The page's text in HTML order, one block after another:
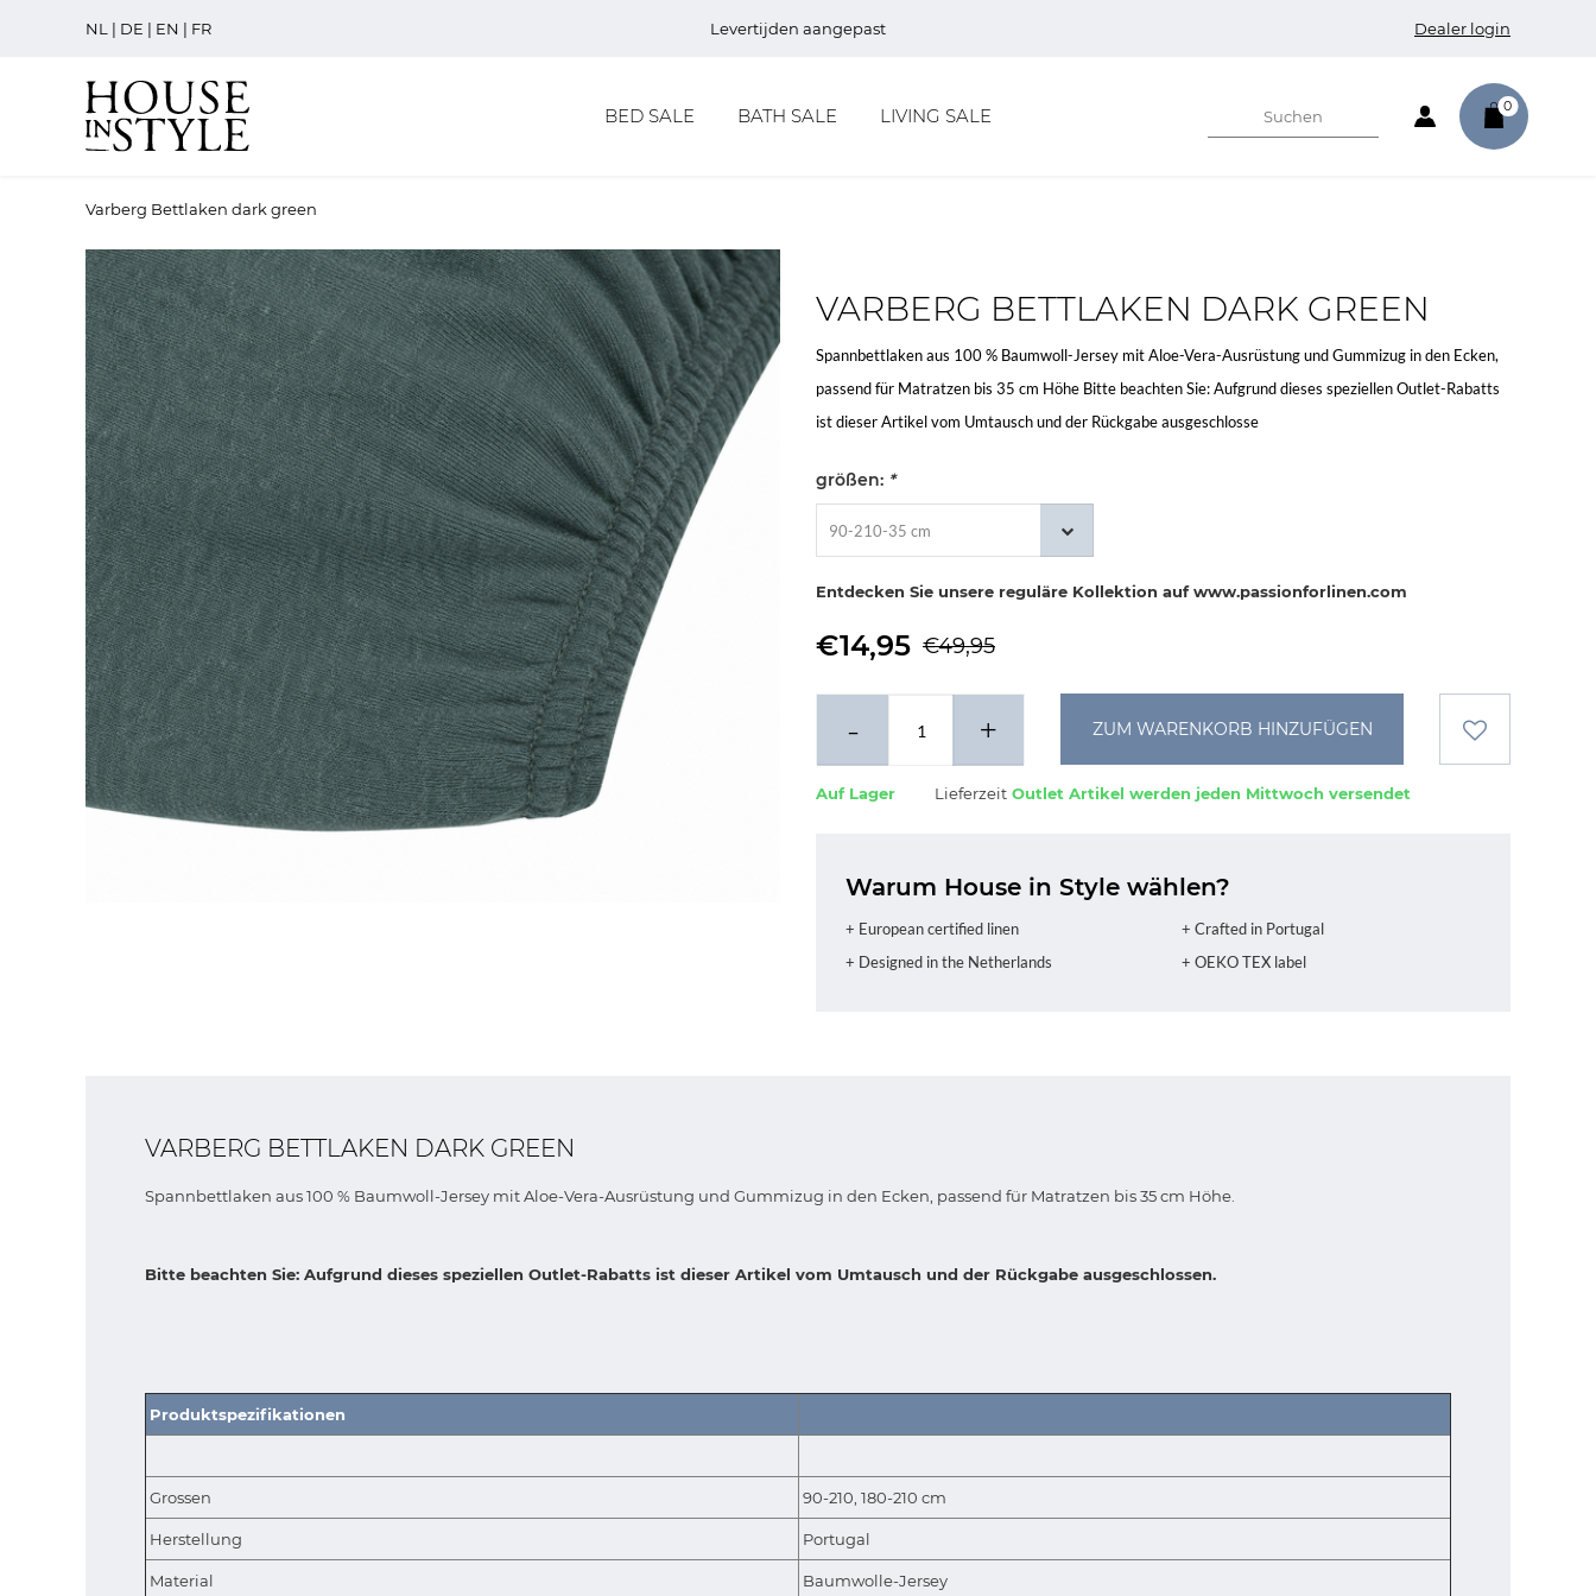
NL | DE | EN | FR Levertijden aangepast Dealer login
BED SALE BATH SALE LIVING SALE 0
Varberg Bettlaken dark green
VARBERG BETTLAKEN DARK GREEN
Spannbettlaken aus 100 % Baumwoll-Jersey mit Aloe-Vera-Ausrüstung und Gummizug in den Ecken,
passend für Matratzen bis 35 cm Höhe Bitte beachten Sie: Aufgrund dieses speziellen Outlet-Rabatts
ist dieser Artikel vom Umtausch und der Rückgabe ausgeschlosse
größen: *
90-210-35 cm
Entdecken Sie unsere reguläre Kollektion auf www.passionforlinen.com
€14,95 €49,95
- + ZUM WARENKORB HINZUFÜGEN
Auf Lager Lieferzeit Outlet Artikel werden jeden Mittwoch versendet
Warum House in Style wählen?
+ European certified linen
+ Crafted in Portugal
+ Designed in the Netherlands
+ OEKO TEX label
VARBERG BETTLAKEN DARK GREEN
Spannbettlaken aus 100 % Baumwoll-Jersey mit Aloe-Vera-Ausrüstung und Gummizug in den Ecken, passend für Matratzen bis 35 cm Höhe.
Bitte beachten Sie: Aufgrund dieses speziellen Outlet-Rabatts ist dieser Artikel vom Umtausch und der Rückgabe ausgeschlossen.
Produktspezifikationen
Grossen 90-210, 180-210 cm
Herstellung Portugal
Material Baumwolle-Jersey